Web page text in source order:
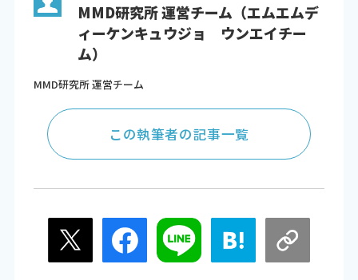
MMD研究所 運営チーム（エムエムデ
ィーケンキュウジョ ウンエイチー
ム）
MMD研究所 運営チーム
この執筆者の記事一覧